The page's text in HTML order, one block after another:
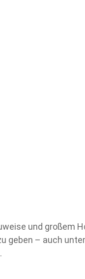
und großem
– auch